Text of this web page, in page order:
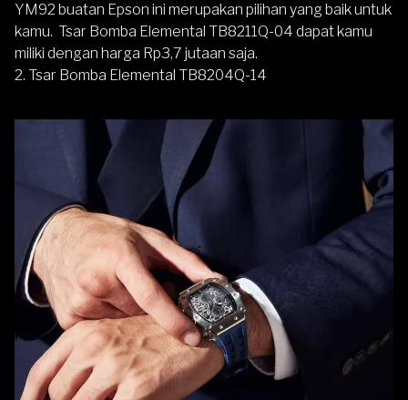
YM92 buatan Epson ini merupakan pilihan yang baik untuk
kamu. Tsar Bomba Elemental TB8211Q-04 dapat kamu
miliki dengan harga Rp3,7 jutaan saja.
2. Tsar Bomba Elemental TB8204Q-14